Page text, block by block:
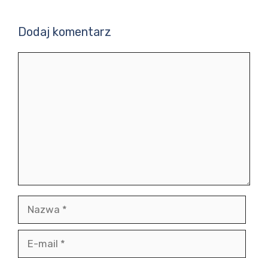
Dodaj komentarz
mail